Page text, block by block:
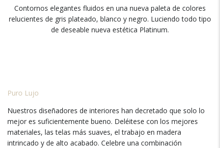
Contornos elegantes fluidos en una nueva paleta de colores
relucientes de gris plateado, blanco y negro. Luciendo todo tipo
de deseable nueva estética Platinum.
Puro Lujo
Nuestros diseñadores de interiores han decretado que solo lo
mejor es suficientemente bueno. Deléitese con los mejores
materiales, las telas más suaves, el trabajo en madera
intrincado y de alto acabado. Celebre una combinación